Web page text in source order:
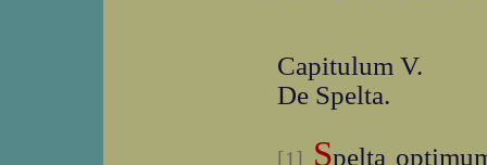
Capitulum V.
De Spelta.
[1] Spelta